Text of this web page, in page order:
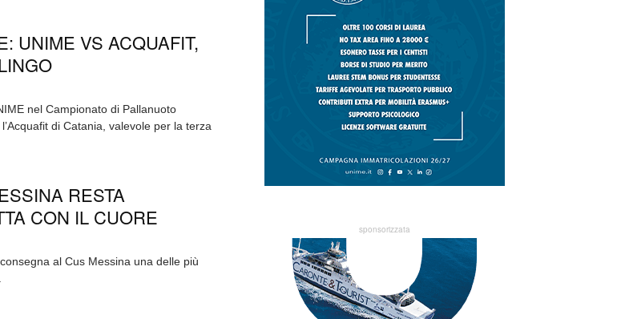
UNIME VS ACQUAFIT,
nel Campionato di Pallanuoto
di Catania, valevole per la terza
RESTA
CON IL CUORE
al Cus Messina una delle più
sponsorizzata